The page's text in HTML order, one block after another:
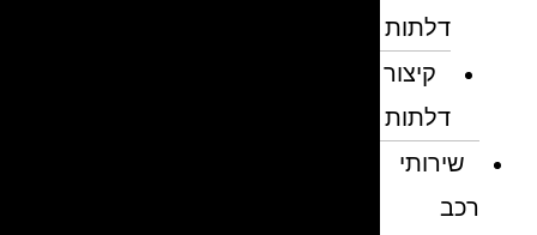
דלתות
קיצור
דלתות
שירותי